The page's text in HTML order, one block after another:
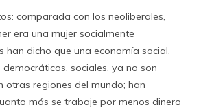
comparada con los neoliberales,
era una mujer socialmente
han dicho que una economía social,
sociales, ya no son
otras regiones del mundo; han
más se trabaje por menos dinero